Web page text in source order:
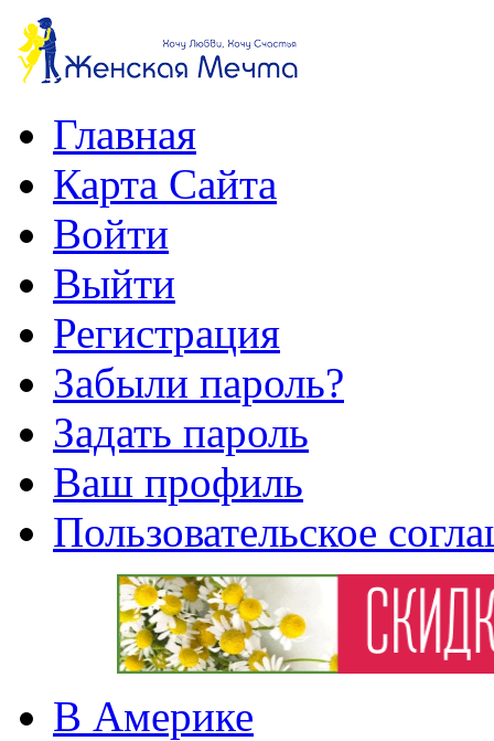
Главная
Карта Сайта
Войти
Выйти
Регистрация
Забыли пароль?
Задать пароль
Ваш профиль
Пользовательское
В Америке